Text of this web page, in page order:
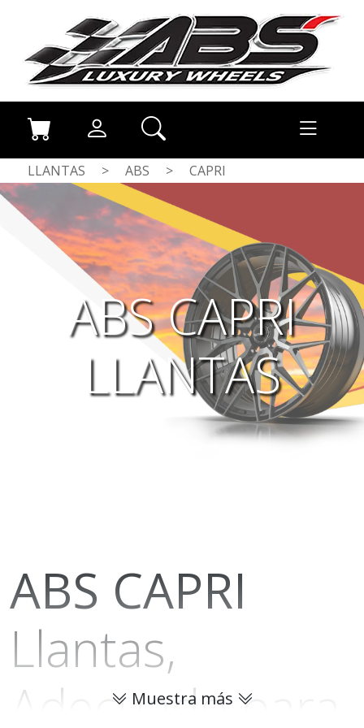
LLANTAS > ABS > CAPRI
ABS CAPRI
LLANTAS
ABS CAPRI
Llantas,
Adecuado para
Muestra más